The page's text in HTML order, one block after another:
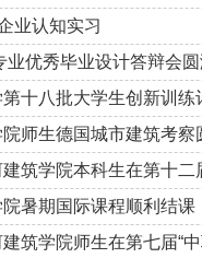
业认知实习
业优秀毕业设计答辩会
十八批大学生创新训练
师生德国城市建筑考察
筑学院本科生在第十
暑期国际课程顺利结课
筑学院师生在第七届“